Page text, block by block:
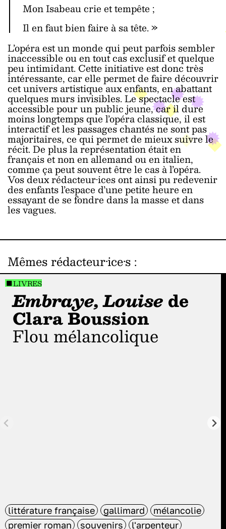
Mon Isabeau crie et tempête ;
Il en faut bien faire à sa tête. »
L’opéra est un monde qui peut parfois sembler
inaccessible ou en tout cas exclusif et quelque
peu intimidant. Cette initiative est donc très
intéressante, car elle permet de faire découvrir
cet univers artistique aux enfants, en abattant
quelques murs invisibles. Le spectacle est
accessible pour un public jeune, car il dure
moins longtemps que l’opéra classique, il est
interactif et les passages chantés ne sont pas
majoritaires, ce qui permet de mieux suivre le
récit. De plus la représentation était en
français et non en allemand ou en italien,
comme ça peut souvent être le cas à l’opéra.
Vos deux rédacteur·ices ont ainsi pu redevenir
des enfants l’espace d’une petite heure en
essayant de se fondre dans la masse et dans
les vagues.
Mêmes rédacteur·ice·s :
LIVRES
Embraye, Louise de
Clara Boussion
Flou mélancolique
littérature française gallimard
mélancolie
premier roman
souvenirs l'arpenteur